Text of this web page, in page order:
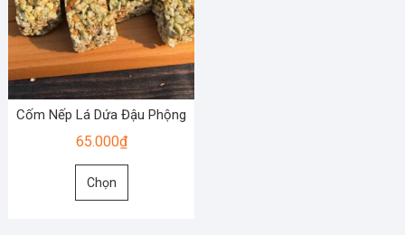
Cốm Nếp Lá Dứa Đậu Phộng
65.000₫
Chọn
Sản